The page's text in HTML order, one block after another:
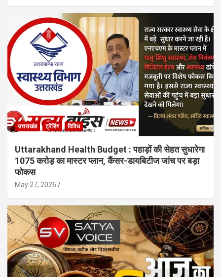
उत्तराखंड ट्रेंडिंग विविध
Uttarakhand Health Budget : पहाड़ों की सेहत सुधारेगा
1075 करोड़ का मास्टर प्लान, कैंसर-डायबिटीज जांच पर बड़ा
फोकस
May 27, 2026